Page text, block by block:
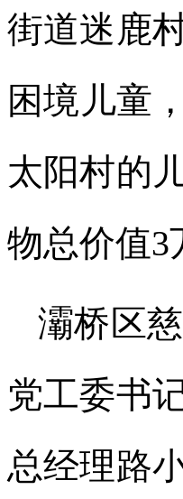
街道迷鹿
困境儿童
太阳村的
物总价值3
灞桥区
党工委书
总经理路